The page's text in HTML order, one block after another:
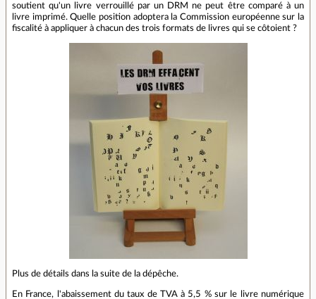
soutient qu'un livre verrouillé par un DRM ne peut être comparé à un
livre imprimé. Quelle position adoptera la Commission européenne sur la
fiscalité à appliquer à chacun des trois formats de livres qui se côtoient ?
Plus de détails dans la suite de la dépêche.
En France, l'abaissement du taux de TVA à 5,5 % sur le livre numérique